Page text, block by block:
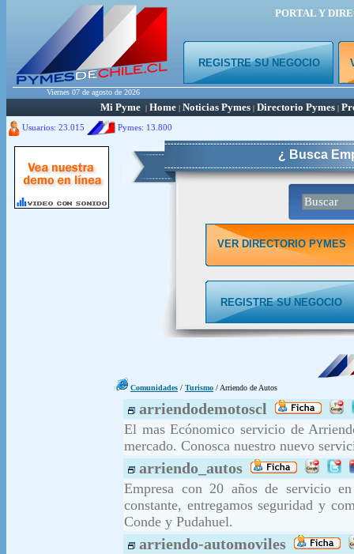
PORTAL Y
REGISTRE SU NEGOCIO
Viernes 07 de agosto de 2026
Mi Pyme | Home | Noticias Pymes | Directorio Pymes |
Usuarios: 23.015 Pymes: 13.800
¿ Busca
VER DIRECTORIO PYMES
REGISTRE SU NEGOCIO
Comunidades / Turismo / Arriendo de Autos
arriendodemotoscl
El mas Ecónomico servicio de
mercado. Conosca nuestro nuevo
arriendo_autos
Empresa con 20 años de servicio
constante, entregamos seguridad y
Conde y Pudahuel.
arriendo-automoviles